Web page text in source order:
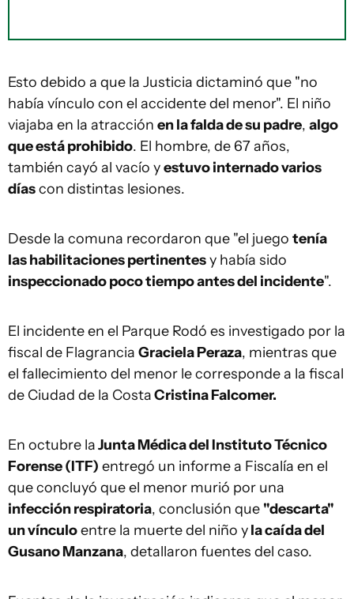
Esto debido a que la Justicia dictaminó que "no
había vínculo con el accidente del menor". El niño
viajaba en la atracción en la falda de su padre, algo
que está prohibido. El hombre, de 67 años,
también cayó al vacío yestuvo internado varios
díascon distintas lesiones.
Desde la comuna recordaron que "el juego tenía
las habilitaciones pertinentesy había sido
inspeccionado poco tiempo antes del incidente".
El incidente en el Parque Rodó es investigado por la
fiscal de Flagrancia Graciela Peraza, mientras que
el fallecimiento del menor le corresponde a la fiscal
de Ciudad de la CostaCristina Falcomer.
En octubre laJunta Médica del Instituto Técnico
Forense (ITF) entregó un informe a Fiscalía en el
que concluyó que el menor murió por una
infección respiratoria, conclusión que "descarta"
un vínculoentre la muerte del niño yla caída del
Gusano Manzana, detallaron fuentes del caso.